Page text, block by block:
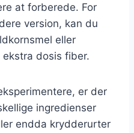
at forberede. For
version, kan du
eller
ekstra dosis fiber.
er der
ingredienser
endda krydderurter